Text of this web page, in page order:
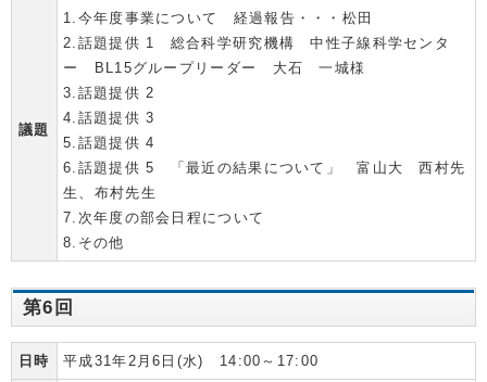
議題
1.今年度事業について 経過報告・・・松田
2.話題提供 1 総合科学研究機構 中性子線科学センタ
ー BL15グループリーダー 大石 一城様
3.話題提供 2
4.話題提供 3
5.話題提供 4
6.話題提供 5 「最近の結果について」 富山大 西村先
生、布村先生
7.次年度の部会日程について
8.その他
第6回
日時 平成31年2月6日(水) 14:00～17:00